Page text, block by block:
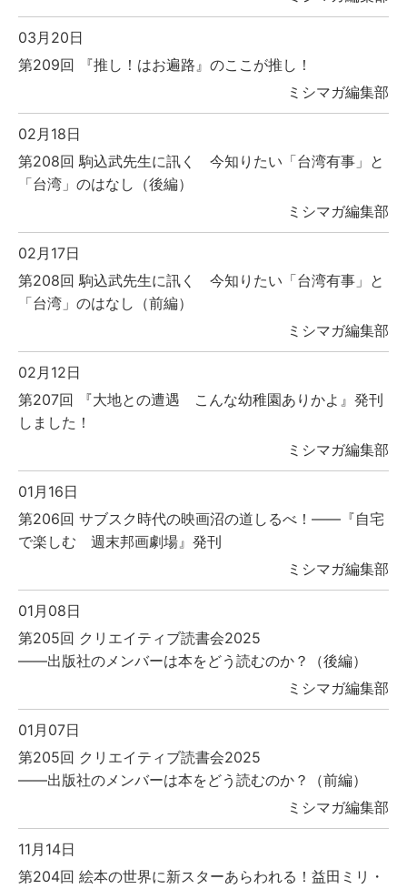
03月20日
第209回 『推し！はお遍路』のここが推し！
ミシマガ編集部
02月18日
第208回 駒込武先生に訊く 今知りたい「台湾有事」と
「台湾」のはなし（後編）
ミシマガ編集部
02月17日
第208回 駒込武先生に訊く 今知りたい「台湾有事」と
「台湾」のはなし（前編）
ミシマガ編集部
02月12日
第207回 『大地との遭遇 こんな幼稚園ありかよ』発刊
しました！
ミシマガ編集部
01月16日
第206回 サブスク時代の映画沼の道しるべ！――『自宅
で楽しむ 週末邦画劇場』発刊
ミシマガ編集部
01月08日
第205回 クリエイティブ読書会2025
――出版社のメンバーは本をどう読むのか？（後編）
ミシマガ編集部
01月07日
第205回 クリエイティブ読書会2025
――出版社のメンバーは本をどう読むのか？（前編）
ミシマガ編集部
11月14日
第204回 絵本の世界に新スターあらわれる！益田ミリ・